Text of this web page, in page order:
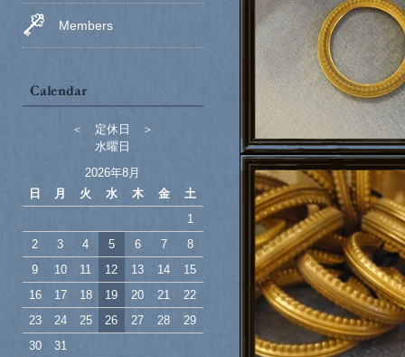
Members
＜ 定休日 ＞
水曜日
2026年8月
日
月 火 水 木 金
土
1
2
3 4 5 6 7
8
9
10 11 12 13 14
15
16
17 18 19 20 21
22
23
24 25 26 27 28
29
30
31